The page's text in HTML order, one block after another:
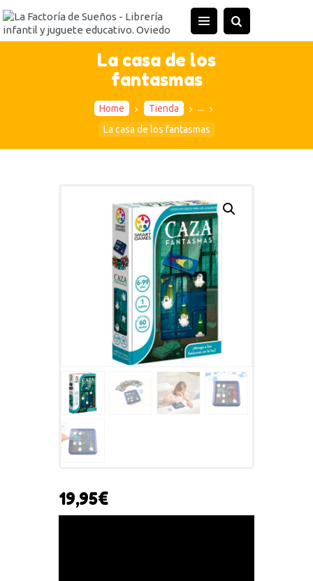
La casa de los
fantasmas
Home Tienda
...
La casa de los fantasmas
INICIO
TIENDA
ACTIVIDADES
CONTACTO
19,95€